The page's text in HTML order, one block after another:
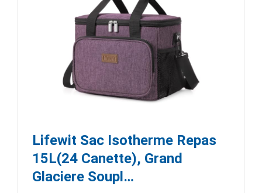
Lifewit Sac Isotherme Repas
15L(24 Canette), Grand
Glaciere Soupl…